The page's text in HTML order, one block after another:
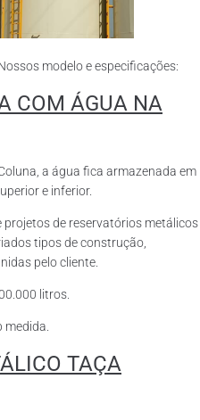
modelo e especificações:
COM ÁGUA NA
a água fica armazenada em
e inferior.
projetos de reservatórios metálicos
tipos de construção,
pelo cliente.
litros.
TAÇA